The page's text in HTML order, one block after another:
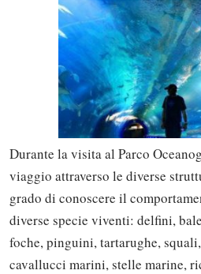
Durante la visita al Parco
viaggio attraverso le diverse
grado di conoscere il
diverse specie viventi: delfini,
foche, pinguini, tartarughe,
cavallucci marini, stelle marine,